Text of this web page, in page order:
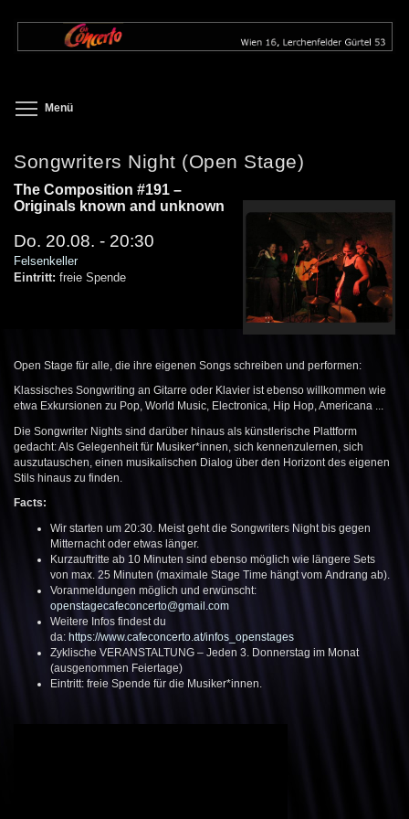
zum
Menü
Songwriters Night (Open Stage)
The Composition #191 –
Originals known and unknown
Do. 20.08. - 20:30
Felsenkeller
Eintritt: freie Spende
Open Stage für alle, die ihre eigenen Songs schreiben und performen:
Klassisches Songwriting an Gitarre oder Klavier ist ebenso willkommen wie
etwa Exkursionen zu Pop, World Music, Electronica, Hip Hop, Americana ...
Die Songwriter Nights sind darüber hinaus als künstlerische Plattform
gedacht: Als Gelegenheit für Musiker*innen, sich kennenzulernen, sich
auszutauschen, einen musikalischen Dialog über den Horizont des eigenen
Stils hinaus zu finden.
Facts:
Wir starten um 20:30. Meist geht die Songwriters Night bis gegen
Mitternacht oder etwas länger.
Kurzauftritte ab 10 Minuten sind ebenso möglich wie längere Sets
von max. 25 Minuten (maximale Stage Time hängt vom Andrang ab).
Voranmeldungen möglich und erwünscht:
openstagecafeconcerto@gmail.com
Weitere Infos findest du
da: https://www.cafeconcerto.at/infos_openstages
Zyklische VERANSTALTUNG – Jeden 3. Donnerstag im Monat
(ausgenommen Feiertage)
Eintritt: freie Spende für die Musiker*innen.